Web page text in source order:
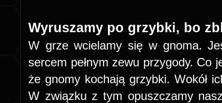
Wyruszamy po grzybki, bo
W grze wcielamy się w gnoma.
sercem pełnym zewu przygody. Co
że gnomy kochają grzybki. Wokół
W związku z tym opuszczamy